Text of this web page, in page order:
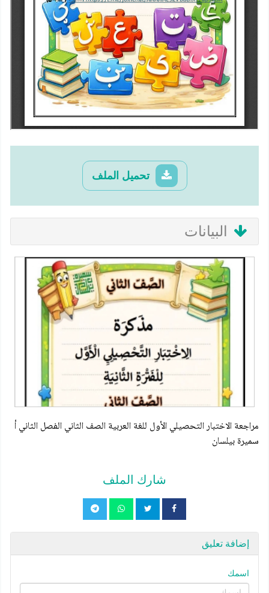
تحميل الملف
البيانات
مراجعة الاختبار التحصيلي الأول للغة العربية الصف الثاني الفصل الثاني أ
سميرة بيلسان
شارك الملف
إضافة تعليق
اسمك